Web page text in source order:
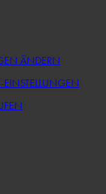
ÄNDERN
EINSTELLUNGEN